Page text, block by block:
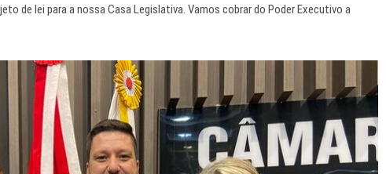
de lei para a nossa Casa Legislativa. Vamos cobrar do Poder Executivo a